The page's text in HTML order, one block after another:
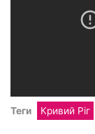
Теги Кривий Ріг